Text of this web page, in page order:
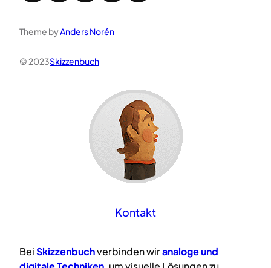
Theme byAnders Norén
© 2023Skizzenbuch
Kontakt
BeiSkizzenbuchverbinden wiranalogeund